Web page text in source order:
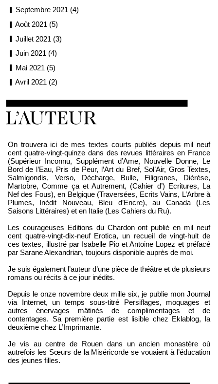
Septembre 2021 (4)
Août 2021 (5)
Juillet 2021 (3)
Juin 2021 (4)
Mai 2021 (5)
Avril 2021 (2)
On trouvera ici de mes textes courts publiés depuis mil neuf
cent quatre-vingt-quinze dans des revues littéraires en France
(Supérieur Inconnu, Supplément d’Ame, Nouvelle Donne, Le
Bord de l’Eau, Pris de Peur, l’Art du Bref, Sol’Air, Gros Textes,
Salmigondis, Verso, Décharge, Bulle, Filigranes, Diérèse,
Martobre, Comme ça et Autrement, (Cahier d’) Ecritures, La
Nef des Fous), en Belgique (Traversées, Ecrits Vains, L’Arbre à
Plumes, Inédit Nouveau, Bleu d’Encre), au Canada (Les
Saisons Littéraires) et en Italie (Les Cahiers du Ru).
Les courageuses Editions du Chardon ont publié en mil neuf
cent quatre-vingt-dix-neuf Erotica, un recueil de vingt-huit de
ces textes, illustré par Isabelle Pio et Antoine Lopez et préfacé
par Sarane Alexandrian, toujours disponible auprès de moi.
Je suis également l’auteur d’une pièce de théâtre et de plusieurs
romans ou récits à ce jour inédits.
Depuis le onze novembre deux mille six, je publie mon Journal
via Internet, un temps sous-titré Persiflages, moquages et
autres énervages mâtinés de complimentages et de
contentages. Sa première partie est lisible chez Eklablog, la
deuxième chez L’Imprimante.
Je vis au centre de Rouen dans un ancien monastère où
autrefois les Sœurs de la Miséricorde se vouaient à l’éducation
des jeunes filles.